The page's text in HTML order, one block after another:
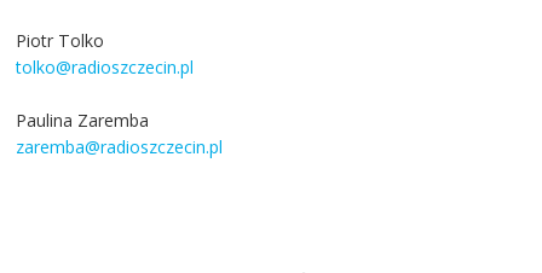
Piotr Tolko
tolko@radioszczecin.pl
Paulina Zaremba
zaremba@radioszczecin.pl